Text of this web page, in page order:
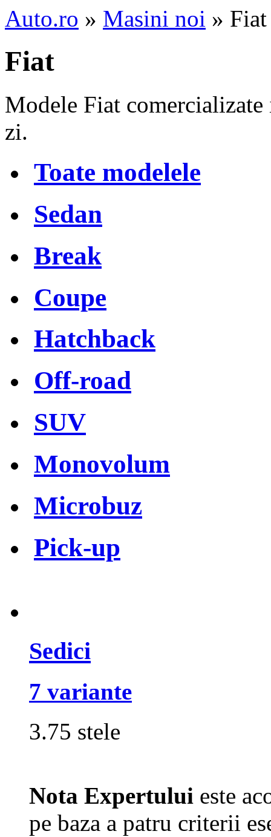
Auto.ro » Masini noi »
Fiat
Modele Fiat
zi.
Toate modelele
Sedan
Break
Coupe
Hatchback
Off-road
SUV
Monovolum
Microbuz
Pick-up
Sedici
7 variante
3.75 stele
Nota Expertului este
pe baza a patru criterii